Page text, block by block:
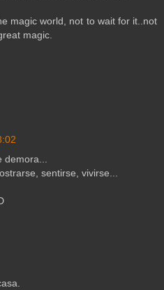
magic world, not to wait for it..not
magic.
demora...
sentirse, vivirse...